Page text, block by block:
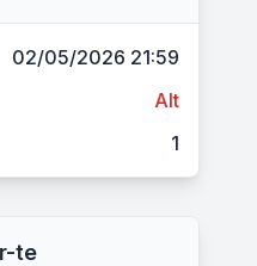
02/05/2026 21:59
Alt
1
te